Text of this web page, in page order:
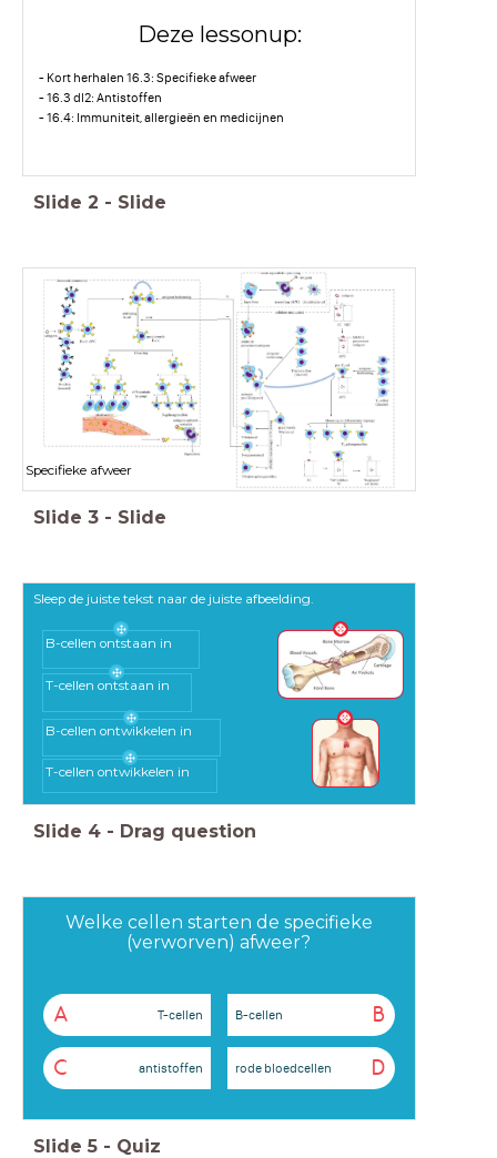
Deze lessonup:
- Kort herhalen 16.3: Specifieke afweer
- 16.3 dl2: Antistoffen
- 16.4: Immuniteit, allergieën en medicijnen
Slide 2 - Slide
Specifieke afweer
Slide 3 - Slide
Sleep de juiste tekst naar de juiste afbeelding.
B-cellen ontstaan in
B-cellen ontwikkelen in
T-cellen ontstaan in
T-cellen ontwikkelen in
Slide 4 - Drag question
Welke cellen starten de specifieke
(verworven) afweer?
A T-cellen B
B-cellen
C antistoffen D
rode bloedcellen
Slide 5 - Quiz